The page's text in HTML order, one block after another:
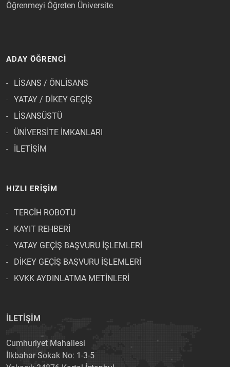
Öğrenmeyi Öğreten Üniversite
ADAY ÖĞRENCİ
LİSANS / ÖNLİSANS
YATAY / DİKEY GEÇİŞ
LİSANSÜSTÜ
ÜNİVERSİTE İMKANLARI
İLETİŞİM
HIZLI ERİŞİM
TERCİH ROBOTU
KAYIT REHBERİ
YATAY GEÇİŞ BAŞVURU İŞLEMLERİ
DİKEY GEÇİŞ BAŞVURU İŞLEMLERİ
KVKK AYDINLATMA METİNLERİ
İLETİŞİM
Cumhuriyet Mahallesi
İlkbahar Sokak No: 1-3-5